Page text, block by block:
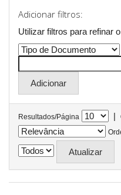
Adicionar filtros:
Utilizar filtros para refinar
Resultados/Página |